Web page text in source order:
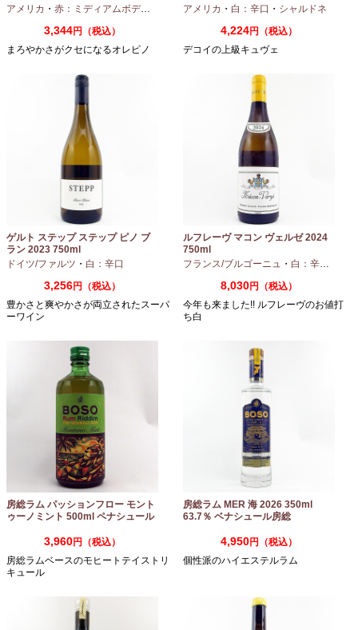
アメリカ ・ 赤：ミディアムボディ ピノノワール
3,344円（税込）
まろやかさがクセになるオレピノ
アメリカ ・ 白：辛口 ・ シャルドネ
4,224円（税込）
デコイの上級キュヴェ
ゲルト ステップ ステップ ピノ ブ
ラン 2023 750ml
ドイツ/ファルツ ・ 白：辛口
3,256円（税込）
豊かさと爽やかさが両立されたスーパ
ーワイン
ルフレーヴ マコン ヴェルゼ 2024
750ml
フランス/ブルゴーニュ ・ 白：辛口
8,030円（税込）
今年も来ました!! ルフレーヴのお値打
ち白
房総ラム パッションフロー モント
ゥーノミント 500ml ペナシュール
3,960円（税込）
房総ラムベースのモヒートテイストリ
キュール
房総ラム MER 海 2026 350ml
63.7％ ベナシュール房総
4,950円（税込）
個性派のハイエステルラム